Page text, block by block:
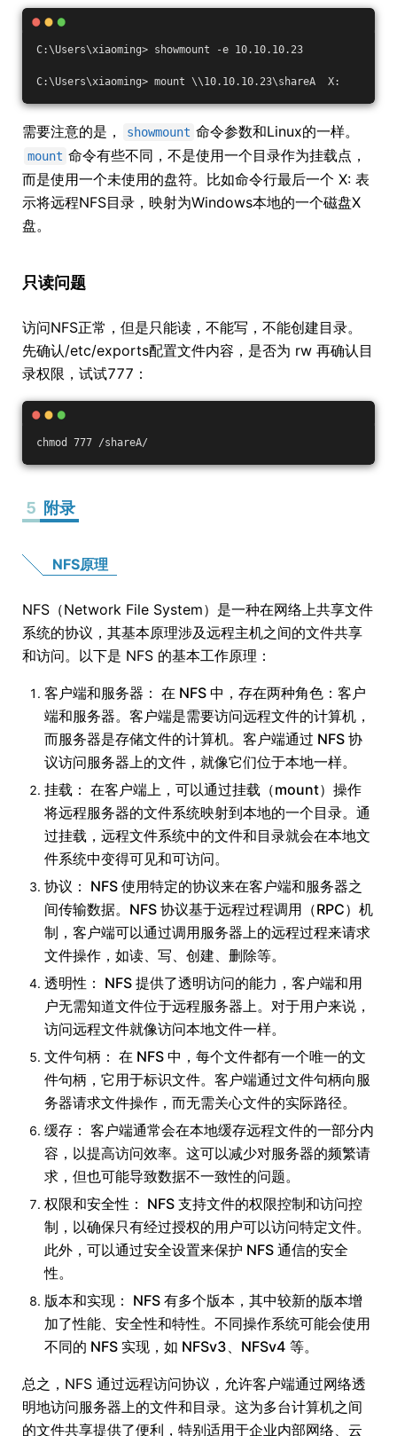
C:\Users\xiaoming> showmount -e 10.10.10.23
C:\Users\xiaoming> mount \\10.10.10.23\shareA  X:
需要注意的是， showmount 命令参数和Linux的一样。
mount 命令有些不同，不是使用一个目录作为挂载点，
而是使用一个未使用的盘符。比如命令行最后一个 X: 表
示将远程NFS目录，映射为Windows本地的一个磁盘X
盘。
只读问题
访问NFS正常，但是只能读，不能写，不能创建目录。
先确认/etc/exports配置文件内容，是否为 rw 再确认目
录权限，试试777：
chmod 777 /shareA/
5 附录
NFS原理
NFS（Network File System）是一种在网络上共享文件
系统的协议，其基本原理涉及远程主机之间的文件共享
和访问。以下是 NFS 的基本工作原理：
客户端和服务器： 在 NFS 中，存在两种角色：客户
端和服务器。客户端是需要访问远程文件的计算机，
而服务器是存储文件的计算机。客户端通过 NFS 协
议访问服务器上的文件，就像它们位于本地一样。
挂载： 在客户端上，可以通过挂载（mount）操作
将远程服务器的文件系统映射到本地的一个目录。通
过挂载，远程文件系统中的文件和目录就会在本地文
件系统中变得可见和可访问。
协议： NFS 使用特定的协议来在客户端和服务器之
间传输数据。NFS 协议基于远程过程调用（RPC）机
制，客户端可以通过调用服务器上的远程过程来请求
文件操作，如读、写、创建、删除等。
透明性： NFS 提供了透明访问的能力，客户端和用
户无需知道文件位于远程服务器上。对于用户来说，
访问远程文件就像访问本地文件一样。
文件句柄： 在 NFS 中，每个文件都有一个唯一的文
件句柄，它用于标识文件。客户端通过文件句柄向服
务器请求文件操作，而无需关心文件的实际路径。
缓存： 客户端通常会在本地缓存远程文件的一部分内
容，以提高访问效率。这可以减少对服务器的频繁请
求，但也可能导致数据不一致性的问题。
权限和安全性： NFS 支持文件的权限控制和访问控
制，以确保只有经过授权的用户可以访问特定文件。
此外，可以通过安全设置来保护 NFS 通信的安全
性。
版本和实现： NFS 有多个版本，其中较新的版本增
加了性能、安全性和特性。不同操作系统可能会使用
不同的 NFS 实现，如 NFSv3、NFSv4 等。
总之，NFS 通过远程访问协议，允许客户端通过网络透
明地访问服务器上的文件和目录。这为多台计算机之间
的文件共享提供了便利，特别适用于企业内部网络、云